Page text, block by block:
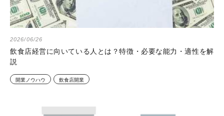
2026/06/26
飲食店経営に向いている人とは？特徴・必要な能力・適性を解
説
開業ノウハウ 飲食店開業